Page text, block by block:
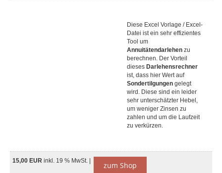
Diese Excel Vorlage / Excel-
Datei ist ein sehr effizientes
Tool um
Annuitätendarlehen zu
berechnen. Der Vorteil
dieses Darlehensrechner
ist, dass hier Wert auf
Sondertilgungen gelegt
wird. Diese sind ein leider
sehr unterschätzter Hebel,
um weniger Zinsen zu
zahlen und um die Laufzeit
zu verkürzen.
15,00 EUR inkl. 19 % MwSt. | zum Shop